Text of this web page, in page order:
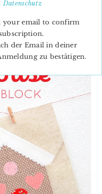
MINI QUILT
Datenschutz
your email to confirm
der Email in deiner
zu bestätigen.